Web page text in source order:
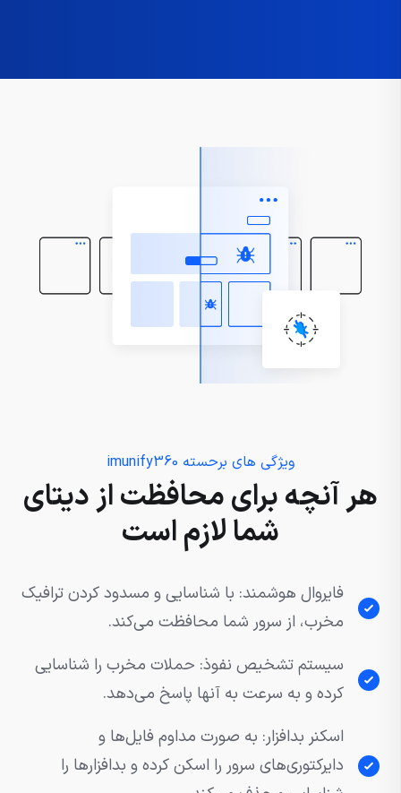
ویژگی های برحسته imunify360
هر آنچه برای محافظت از دیتای
شما لازم است
فایروال هوشمند: با شناسایی و مسدود کردن ترافیک
مخرب، از سرور شما محافظت می‌کند.
سیستم تشخیص نفوذ: حملات مخرب را شناسایی
کرده و به سرعت به آنها پاسخ می‌دهد.
اسکنر بدافزار: به صورت مداوم فایل‌ها و
دایرکتوری‌های سرور را اسکن کرده و بدافزارها را